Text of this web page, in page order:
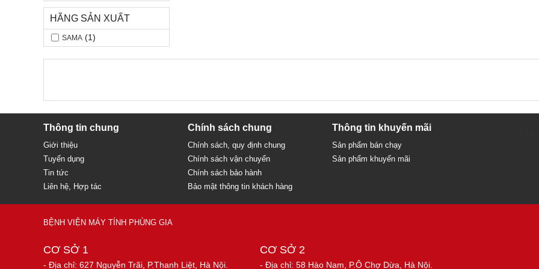
HÃNG SẢN XUẤT
SAMA (1)
Thông tin chung
Giới thiệu
Tuyển dụng
Tin tức
Liên hệ, Hợp tác
Chính sách chung
Chính sách, quy định chung
Chính sách vận chuyển
Chính sách bảo hành
Bảo mật thông tin khách hàng
Thông tin khuyến mãi
Sản phẩm bán chạy
Sản phẩm khuyến mãi
BỆNH VIỆN MÁY TÍNH PHÙNG GIA
CƠ SỞ 1
- Địa chỉ: 627 Nguyễn Trãi, P.Thanh Liệt, Hà Nội.
CƠ SỞ 2
- Địa chỉ: 58 Hào Nam, P.Ô Chợ Dừa, Hà Nội.